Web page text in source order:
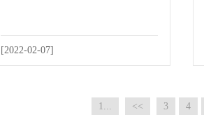
[2022-02-07]
1... << 3 4